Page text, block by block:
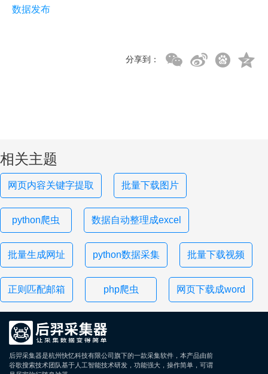
数据发布
分享到：
相关主题
网页内容关键字提取 批量下载图片
python爬虫 数据自动整理成excel
批量生成网址 python数据采集 批量下载视频
正则匹配邮箱 php爬虫 网页下载成word
后羿采集器是杭州快忆科技有限公司旗下的一款采集软件，本产品由前
谷歌搜索技术团队基于人工智能技术研发，功能强大，操作简单，可谓